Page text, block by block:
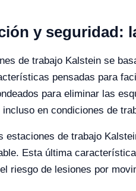
y seguridad:
de trabajo Kalstein se
pensadas para
para eliminar las
incluso en condiciones de
estaciones de trabajo
Esta última
riesgo de lesiones por